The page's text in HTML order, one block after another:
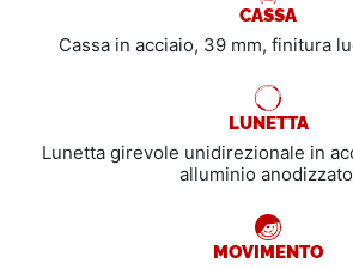
CASSA
Cassa in acciaio, 39 mm, finitura
LUNETTA
Lunetta girevole unidirezionale in
alluminio
MOVIMENTO